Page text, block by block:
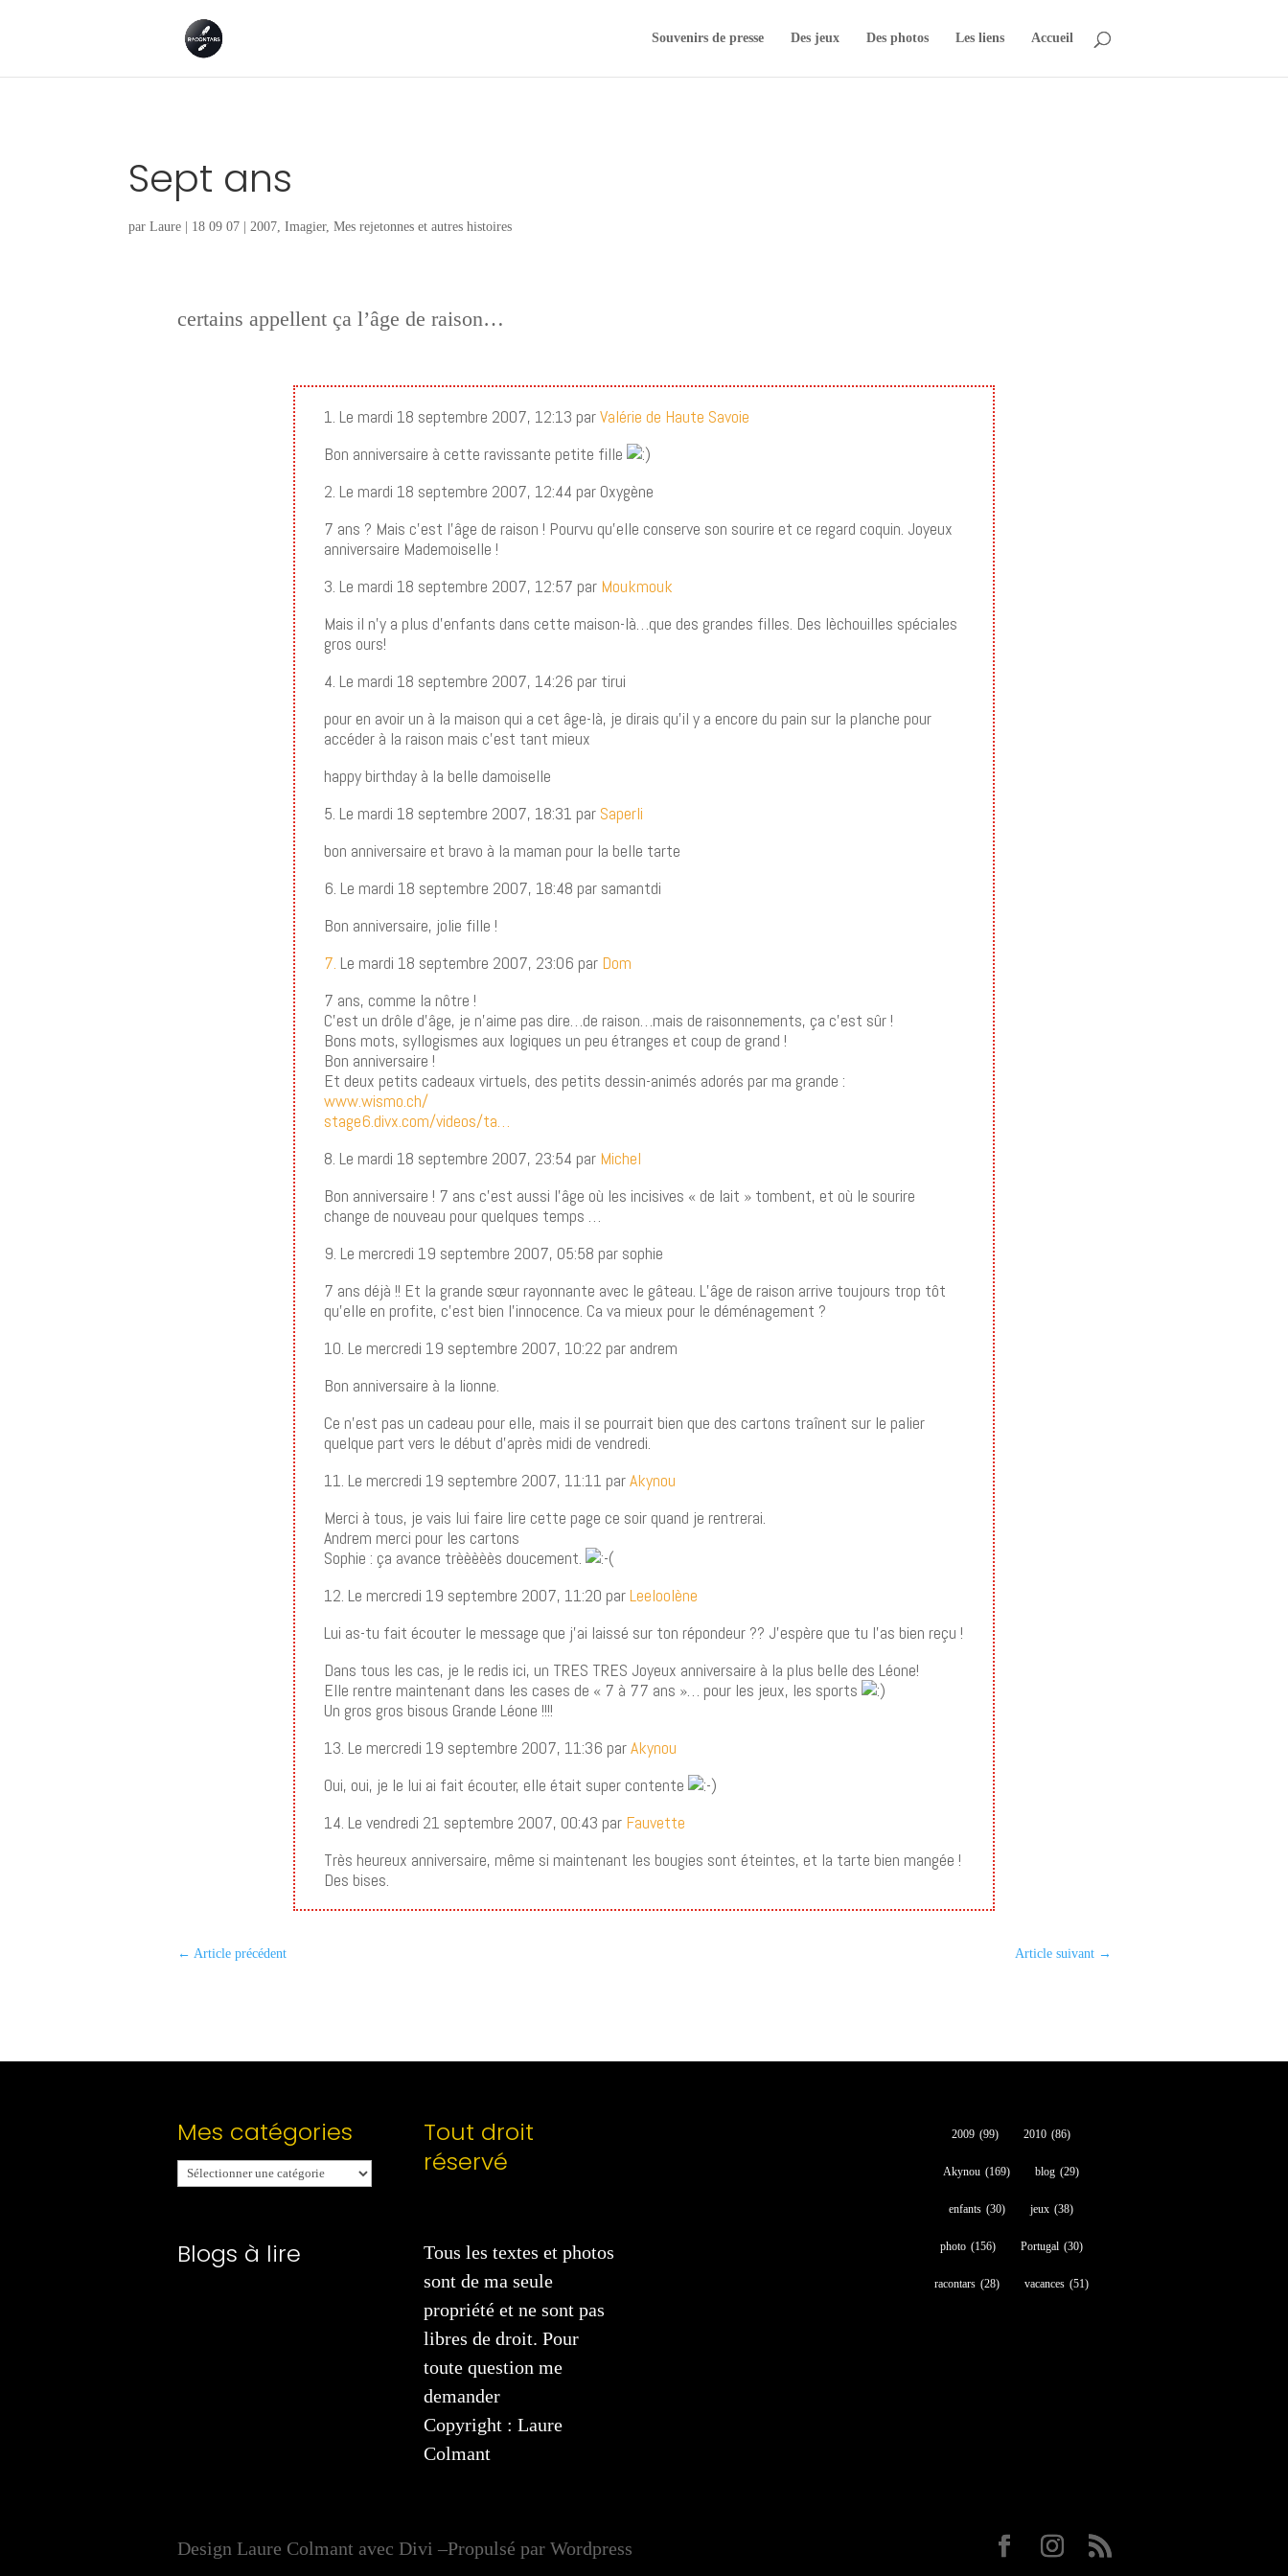
Souvenirs de presse Des jeux Des photos Les liens Accueil
Sept ans
parLaure | 18 09 07 | 2007 ,Imagier,Mes rejetonnes et autres histoires
certains appellent ça l’âge de raison…
1. Le mardi 18 septembre 2007, 12:13 parValérie de Haute Savoie
Bon anniversaire à cette ravissante petite fille
2. Le mardi 18 septembre 2007, 12:44 par Oxygène
7 ans ? Mais c’est l’âge de raison ! Pourvu qu’elle conserve son sourire et ce regard coquin. Joyeux
anniversaire Mademoiselle !
3. Le mardi 18 septembre 2007, 12:57 par Moukmouk
Mais il n’y a plus d’enfants dans cette maison-là…que des grandes filles. Des lèchouilles spéciales
gros ours!
4. Le mardi 18 septembre 2007, 14:26 par tirui
pour en avoir un à la maison qui a cet âge-là, je dirais qu’il y a encore du pain sur la planche pour
accéder à la raison mais c’est tant mieux
happy birthday à la belle damoiselle
5. Le mardi 18 septembre 2007, 18:31 par Saperli
bon anniversaire et bravo à la maman pour la belle tarte
6. Le mardi 18 septembre 2007, 18:48 par samantdi
Bon anniversaire, jolie fille !
7. Le mardi 18 septembre 2007, 23:06 par Dom
7 ans, comme la nôtre !
C’est un drôle d’âge, je n’aime pas dire…de raison…mais de raisonnements, ça c’est sûr !
Bons mots, syllogismes aux logiques un peu étranges et coup de grand !
Bon anniversaire !
Et deux petits cadeaux virtuels, des petits dessin-animés adorés par ma grande :
www.wismo.ch/
stage6.divx.com/videos/ta…
8. Le mardi 18 septembre 2007, 23:54 par Michel
Bon anniversaire ! 7 ans c’est aussi l’âge où les incisives « de lait » tombent, et où le sourire
change de nouveau pour quelques temps …
9. Le mercredi 19 septembre 2007, 05:58 par sophie
7 ans déjà !! Et la grande sœur rayonnante avec le gâteau. L’âge de raison arrive toujours trop tôt
qu’elle en profite, c’est bien l’innocence. Ca va mieux pour le déménagement ?
10. Le mercredi 19 septembre 2007, 10:22 par andrem
Bon anniversaire à la lionne.
Ce n’est pas un cadeau pour elle, mais il se pourrait bien que des cartons traînent sur le palier
quelque part vers le début d’après midi de vendredi.
11. Le mercredi 19 septembre 2007, 11:11 parAkynou
Merci à tous, je vais lui faire lire cette page ce soir quand je rentrerai.
Andrem merci pour les cartons
Sophie : ça avance trèèèèès doucement.
12. Le mercredi 19 septembre 2007, 11:20 parLeeloolène
Lui as-tu fait écouter le message que j’ai laissé sur ton répondeur ?? J’espère que tu l’as bien reçu !
Dans tous les cas, je le redis ici, un TRES TRES Joyeux anniversaire à la plus belle des Léone!
Elle rentre maintenant dans les cases de « 7 à 77 ans »… pour les jeux, les sports
Un gros gros bisous Grande Léone !!!!
13. Le mercredi 19 septembre 2007, 11:36 parAkynou
Oui, oui, je le lui ai fait écouter, elle était super contente
14. Le vendredi 21 septembre 2007, 00:43 par Fauvette
Très heureux anniversaire, même si maintenant les bougies sont éteintes, et la tarte bien mangée !
Des bises.
← Article précédent Article suivant→
Mes catégories
Mes
catégories
Blogs à lire
Tout droit
réservé
Tous les textes et photos
sont de ma seule
propriété et ne sont pas
libres de droit. Pour
toute question me
demander
Copyright : Laure
Colmant
2009 (99) 2010 (86)
Akynou (169) blog (29)
enfants (30) jeux (38)
photo (156) Portugal (30)
racontars (28) vacances (51)
Design Laure Colmant avec Divi –Propulsé par Wordpress